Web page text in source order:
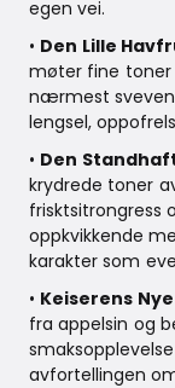
egen vei.
• Den Lille
møter fine toner
nærmest
lengsel,
• Den
krydrede toner
frisktsitrongress
oppkvikkende
karakter som
• Keiserens
fra appelsin og
avfortellingen